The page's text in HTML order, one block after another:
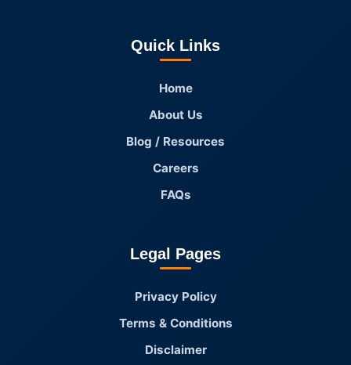
Quick Links
Home
About Us
Blog / Resources
Careers
FAQs
Legal Pages
Privacy Policy
Terms & Conditions
Disclaimer